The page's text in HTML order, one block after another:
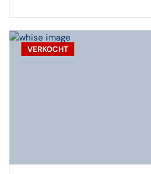
VERKOCHT